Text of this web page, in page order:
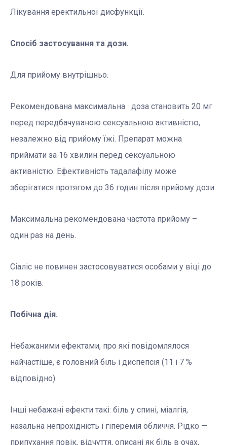
Лікування еректильної дисфункції.
Спосіб застосування та дози.
Для прийому внутрішньо.
Рекомендована максимальна доза становить 20 мг
перед передбачуваною сексуальною активністю,
незалежно від прийому їжі. Препарат можна
приймати за 16 хвилин перед сексуальною
активністю. Ефективність тадалафілу може
зберігатися протягом до 36 годин після прийому дози.
Максимальна рекомендована частота прийому –
один раз на день.
Сіаліс не повинен застосовуватися особами у віці до
18 років.
Побічна дія.
Небажаними ефектами, про які повідомлялося
найчастіше, є головний біль і диспепсія (11 і 7 %
відповідно).
Інші небажані ефекти такі: біль у спині, міалгія,
назальна непрохідність і гіперемія обличчя. Рідко —
припухання повік, відчуття, описані як біль в очах,